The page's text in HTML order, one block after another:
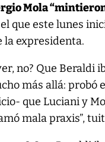
Mola
que este lunes
la expresidenta.
no? Que Beraldi
más allá: probó
que Luciani y
mala praxis”,